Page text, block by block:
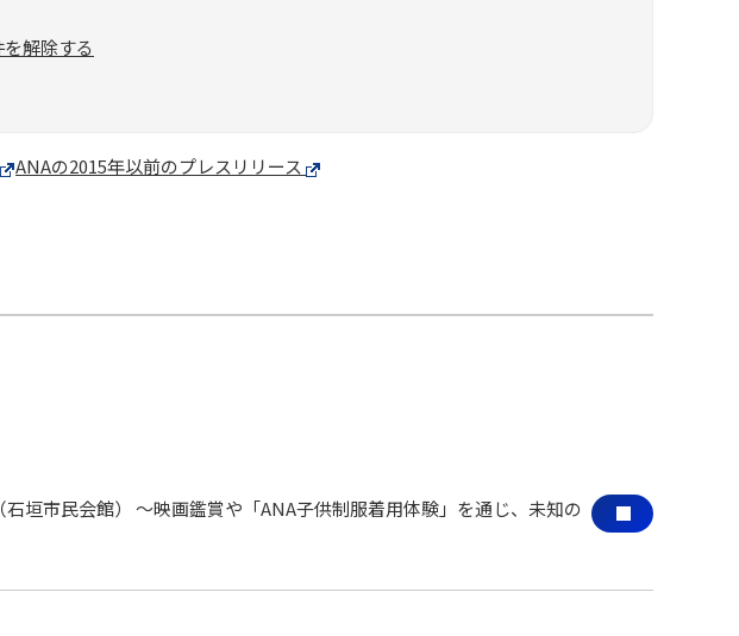
解除する
ANAの2015年以前のプレスリリース
垣市民会館） ～映画鑑賞や「ANA子供制服着用体験」を通じ、未知の